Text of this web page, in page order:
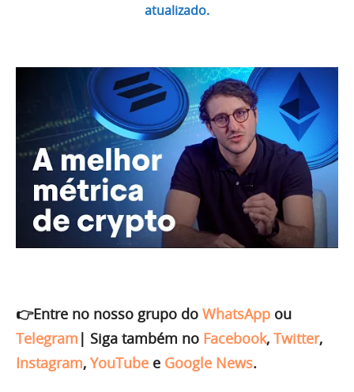
atualizado.
👉Entre no nosso grupo do WhatsApp ou
Telegram | Siga também no Facebook, Twitter,
Instagram, YouTube e Google News.